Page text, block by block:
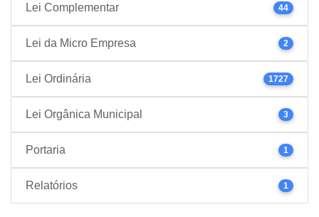
Lei Complementar 44
Lei da Micro Empresa 2
Lei Ordinária 1727
Lei Orgânica Municipal 3
Portaria 1
Relatórios 1